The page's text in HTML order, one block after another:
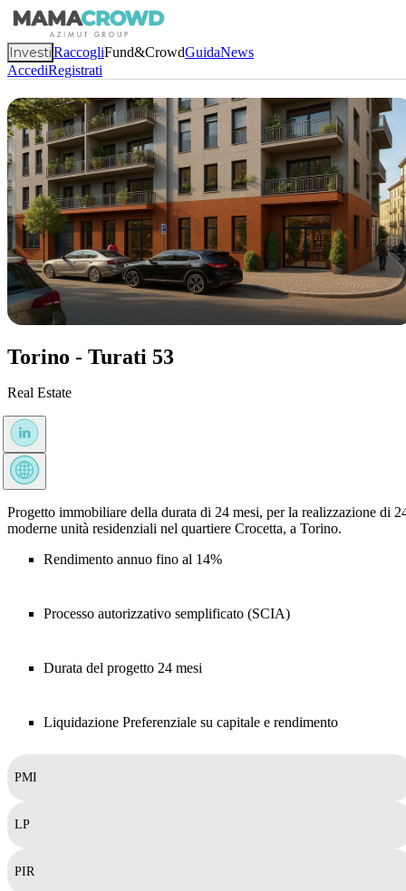
InvestiRaccogliFund&CrowdGuidaNews
AccediRegistrati
Torino - Turati 53
Real Estate
Progetto immobiliare della durata di 24 mesi, per la realizzazione di
moderne unità residenziali nel quartiere Crocetta, a Torino.
Rendimento annuo fino al 14%
Processo autorizzativo semplificato (SCIA)
Durata del progetto 24 mesi
Liquidazione Preferenziale su capitale e rendimento
PMI
LP
PIR